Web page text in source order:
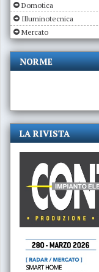
Domotica
Illuminotecnica
Mercato
NORME
LA RIVISTA